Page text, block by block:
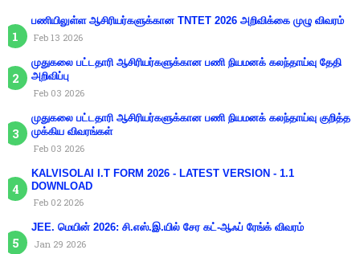
பணியிலுள்ள ஆசிரியர்களுக்கான TNTET 2026 அறிவிக்கை முழு விவரம்
Feb 13 2026
முதுகலை பட்டதாரி ஆசிரியர்களுக்கான பணி நியமனக் கலந்தாய்வு தேதி
அறிவிப்பு
Feb 03 2026
முதுகலை பட்டதாரி ஆசிரியர்களுக்கான பணி நியமனக் கலந்தாய்வு குறித்த
முக்கிய விவரங்கள்
Feb 03 2026
KALVISOLAI I.T FORM 2026 - LATEST VERSION - 1.1
DOWNLOAD
Feb 02 2026
JEE. மெயின் 2026: சி.எஸ்.இ.யில் சேர கட்-ஆஃப் ரேங்க் விவரம்
Jan 29 2026